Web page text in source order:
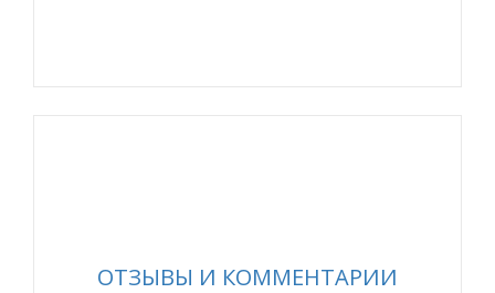
ОТЗЫВЫ И КОММЕНТАРИИ